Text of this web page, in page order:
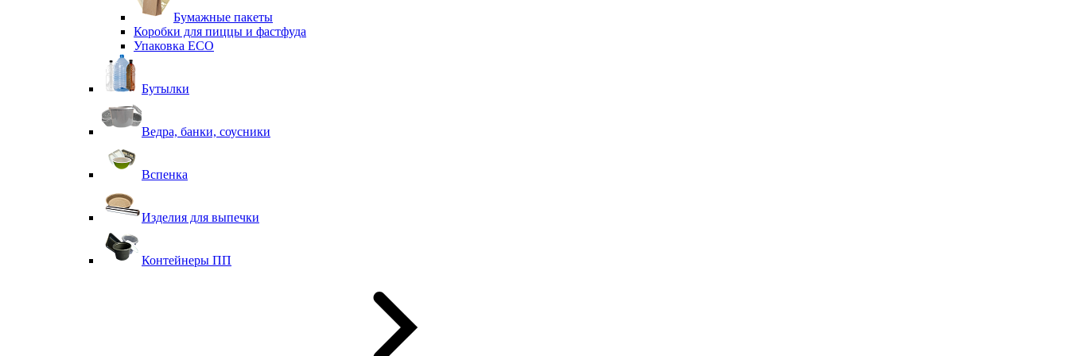
Бумажные пакеты
Коробки для пиццы и фастфуда
Упаковка ECO
Бутылки
Ведра, банки, соусники
Вспенка
Изделия для выпечки
Контейнеры ПП